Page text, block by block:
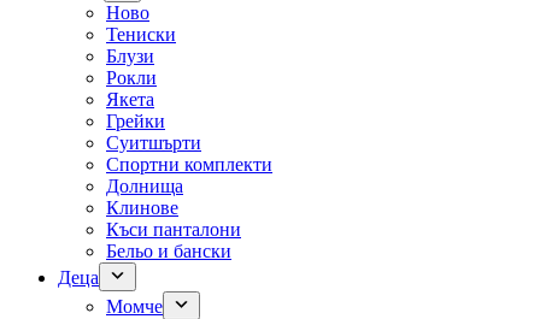
Ново
Тениски
Блузи
Рокли
Якета
Грейки
Суитшърти
Спортни комплекти
Долнища
Клинове
Къси панталони
Бельо и бански
Деца
Момче